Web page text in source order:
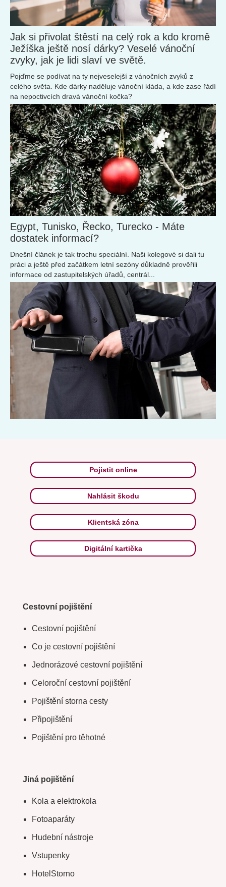
Jak si přivolat štěstí na celý rok a kdo kromě
Ježíška ještě nosí dárky? Veselé vánoční
zvyky, jak je lidi slaví ve světě.
Pojďme se podívat na ty nejveselejší z vánočních zvyků z
celého světa. Kde dárky naděluje vánoční kláda, a kde zase řádí
na nepoctivcích dravá vánoční kočka?
Egypt, Tunisko, Řecko, Turecko - Máte
dostatek informací?
Dnešní článek je tak trochu speciální. Naši kolegové si dali tu
práci a ještě před začátkem letní sezóny důkladně prověřili
informace od zastupitelských úřadů, centrál...
Pojistit online
Nahlásit škodu
Klientská zóna
Digitální kartička
Cestovní pojištění
Cestovní pojištění
Co je cestovní pojištění
Jednorázové cestovní pojištění
Celoroční cestovní pojištění
Pojištění storna cesty
Připojištění
Pojištění pro těhotné
Jiná pojištění
Kola a elektrokola
Fotoaparáty
Hudební nástroje
Vstupenky
HotelStorno